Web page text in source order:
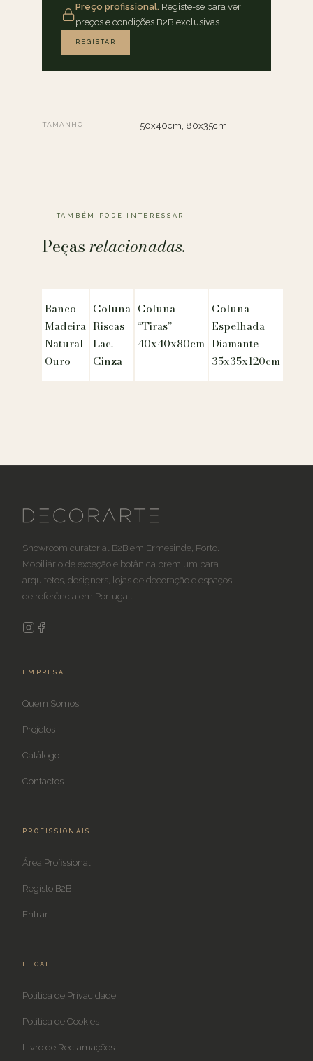
Preço profissional. Registe-se para ver
preços e condições B2B exclusivas.
REGISTAR
TAMANHO 50x40cm, 80x35cm
TAMBÉM PODE INTERESSAR
Peçasrelacionadas.
Banco
Madeira
Natural
Ouro
Coluna
Riscas
Lac.
Cinza
Coluna
“Tiras”
40x40x80cm
Coluna
Espelhada
Diamante
35x35x120cm
Showroom curatorial B2B em Ermesinde, Porto.
Mobiliário de exceção e botânica premium para
arquitetos, designers, lojas de decoração e espaços
de referência em Portugal.
EMPRESA
Quem Somos
Projetos
Catálogo
Contactos
PROFISSIONAIS
Área Profissional
Registo B2B
Entrar
LEGAL
Política de Privacidade
Política de Cookies
Livro de Reclamações